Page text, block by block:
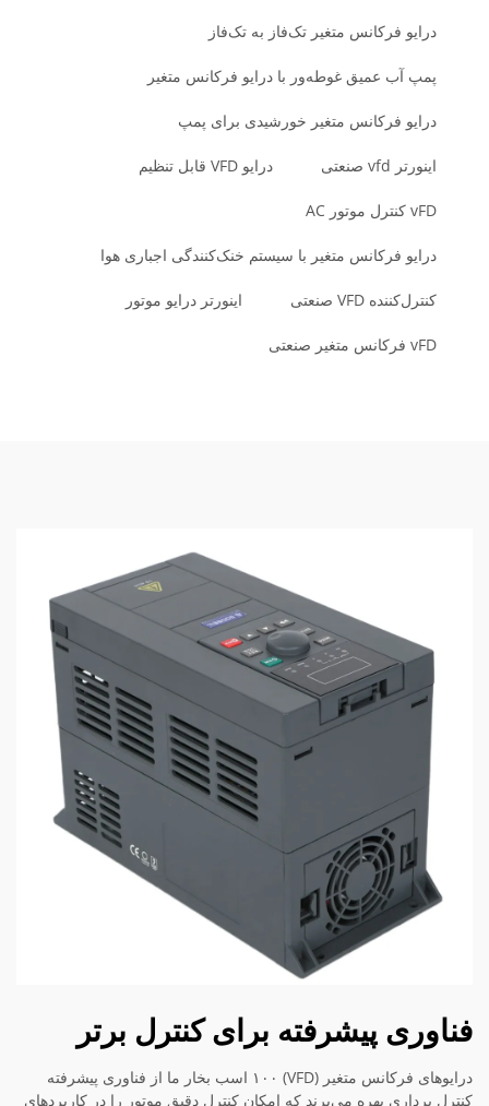
درایو فرکانس متغیر تک‌فاز به تک‌فاز
پمپ آب عمیق غوطه‌ور با درایو فرکانس متغیر
درایو فرکانس متغیر خورشیدی برای پمپ
اینورتر vfd صنعتی درایو VFD قابل تنظیم
vFD کنترل موتور AC
درایو فرکانس متغیر با سیستم خنک‌کنندگی اجباری هوا
کنترل‌کننده VFD صنعتی اینورتر درایو موتور
vFD فرکانس متغیر صنعتی
فناوری پیشرفته برای کنترل برتر
درایوهای فرکانس متغیر (VFD) ۱۰۰ اسب بخار ما از فناوری پیشرفته
کنترل برداری بهره می‌برند که امکان کنترل دقیق موتور را در کاربردهای